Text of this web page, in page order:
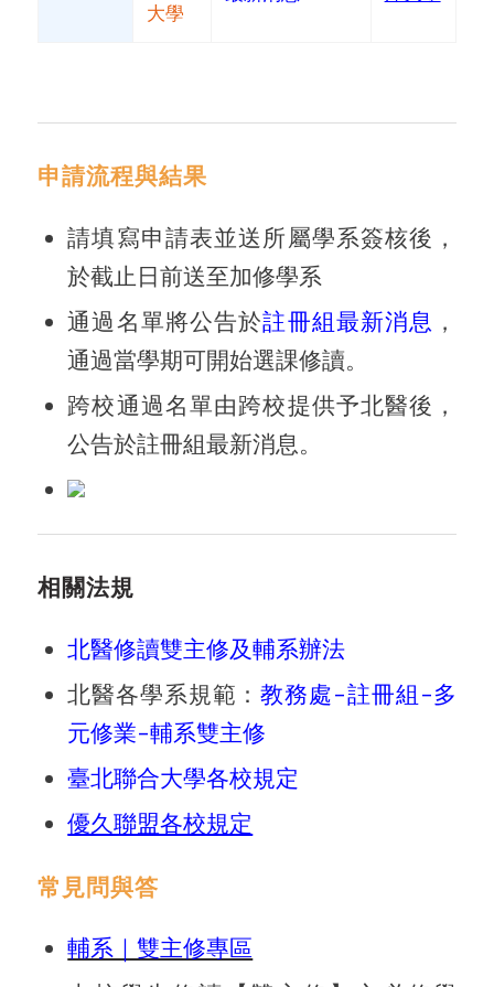
大學
申請流程與結果
請填寫申請表並送所屬學系簽核後，
於截止日前送至加修學系
通過名單將公告於註冊組最新消息 ，
通過當學期可開始選課修讀。
跨校通過名單由跨校提供予北醫後，
公告於註冊組最新消息。
相關法規
北醫修讀雙主修及輔系辦法
北醫各學系規範：教務處–註冊組 –多
元修業–輔系雙主修
臺北聯合大學各校規定
優久聯盟各校規定
常見問與答
輔系｜雙主修專區